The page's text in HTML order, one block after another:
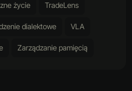
życie TradeLens
dialektowe VLA
Zarządzanie pamięcią